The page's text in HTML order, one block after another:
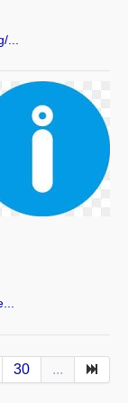
30 ...